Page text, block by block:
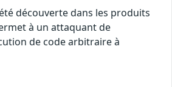
découverte dans les produits
à un attaquant de
de code arbitraire à